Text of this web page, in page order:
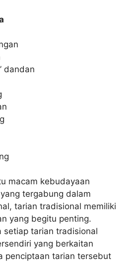
dandan
macam kebudayaan
tergabung dalam
tarian tradisional memiliki
yang begitu penting.
setiap tarian tradisional
yang berkaitan
penciptaan tarian tersebut